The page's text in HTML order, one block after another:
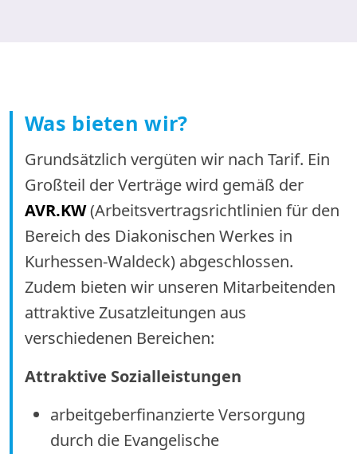
Was bieten wir?
Grundsätzlich vergüten wir nach Tarif. Ein
Großteil der Verträge wird gemäß der
AVR.KW(Arbeitsvertragsrichtlinien für den
Bereich des Diakonischen Werkes in
Kurhessen-Waldeck) abgeschlossen.
Zudem bieten wir unseren Mitarbeitenden
attraktive Zusatzleitungen aus
verschiedenen Bereichen:
Attraktive Sozialleistungen
arbeitgeberfinanzierte Versorgung
durch die Evangelische